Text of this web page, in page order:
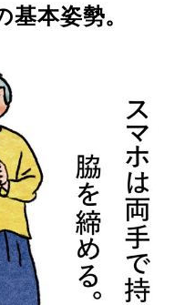
本姿勢。